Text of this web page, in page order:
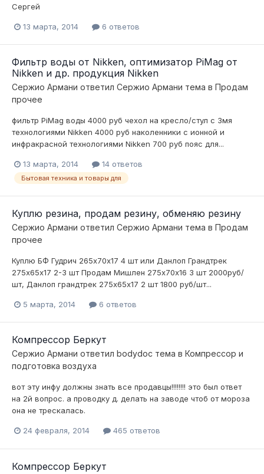
Сергей
13 марта, 2014 6 ответов
Фильтр воды от Nikken, оптимизатор PiMag от
Nikken и др. продукция Nikken
Сержио Армани ответил Сержио Армани тема в Продам
прочее
фильтр PiMag воды 4000 руб чехол на кресло/стул с 3мя
технологиями Nikken 4000 руб наколенники с ионной и
инфракрасной технологиями Nikken 700 руб пояс для...
13 марта, 2014 14 ответов
Бытовая техника и товары для
Куплю резина, продам резину, обменяю резину
Сержио Армани ответил Сержио Армани тема в Продам
прочее
Куплю БФ Гудрич 265х70х17 4 шт или Данлоп Грандтрек
275х65х17 2-3 шт Продам Мишлен 275х70х16 3 шт 2000руб/
шт, Данлоп грандтрек 275х65х17 2 шт 1800 руб/шт...
5 марта, 2014 6 ответов
Компрессор Беркут
Сержио Армани ответил bodydoc тема в Компресcор и
подготовка воздуха
вот эту инфу должны знать все продавцы!!!!!!!! это был ответ
на 2й вопрос. а проводку д. делать на заводе чтоб от мороза
она не трескалась.
24 февраля, 2014 465 ответов
Компрессор Беркут